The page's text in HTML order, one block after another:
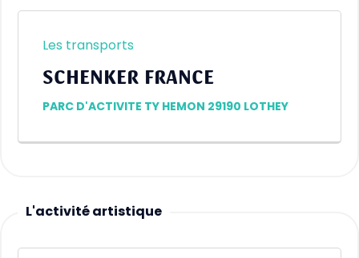
Les transports
SCHENKER FRANCE
PARC D'ACTIVITE TY HEMON 29190 LOTHEY
L'activité artistique